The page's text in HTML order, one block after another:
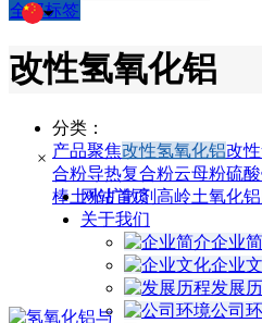
×
网站首页
关于我们
企业
企业
发展
公司
全部标签
改性氢氧化铝
分类：
产品聚焦改性氢氧化铝改
合粉导热复合粉云母粉硫
棒土光扩散剂 高岭土氧化铝